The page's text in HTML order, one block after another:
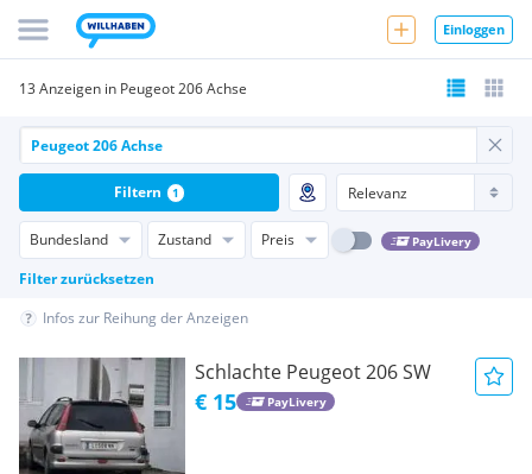
Einloggen
13 Anzeigen in Peugeot 206 Achse
Bundesland Zustand Preis PayLivery
Filter zurücksetzen
Filtern 1
Infos zur Reihung der Anzeigen
Schlachte Peugeot 206 SW
€ 15 PayLivery